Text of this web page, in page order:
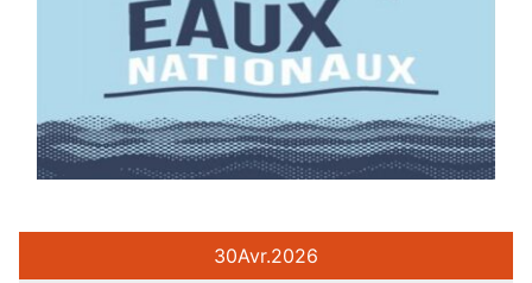
30Avr.2026